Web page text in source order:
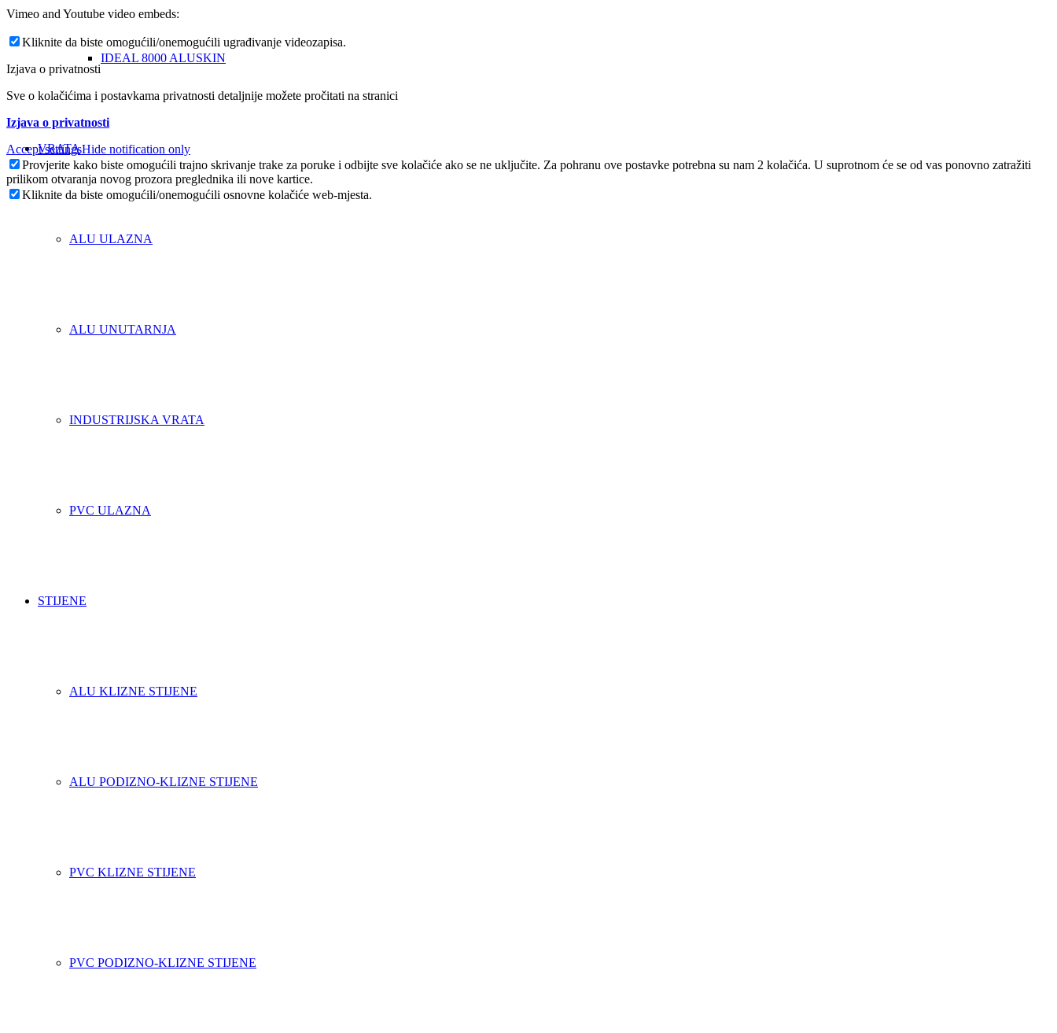
IDEAL 8000 ALUSKIN
VRATA
ALU ULAZNA
ALU UNUTARNJA
INDUSTRIJSKA VRATA
PVC ULAZNA
STIJENE
ALU KLIZNE STIJENE
ALU PODIZNO-KLIZNE STIJENE
PVC KLIZNE STIJENE
PVC PODIZNO-KLIZNE STIJENE
Vimeo and Youtube video embeds:
Kliknite da biste omogućili/onemogućili ugrađivanje videozapisa.
Izjava o privatnosti
Sve o kolačićima i postavkama privatnosti detaljnije možete pročitati na stranici
Izjava o privatnosti
Accept settingsHide notification only
Provjerite kako biste omogućili trajno skrivanje trake za poruke i odbijte sve kolačiće ako se ne uključite. Za pohranu ove postavke potrebna su nam 2 kolačića. U suprotnom će se od vas ponovno zatražiti
prilikom otvaranja novog prozora preglednika ili nove kartice.
Kliknite da biste omogućili/onemogućili osnovne kolačiće web-mjesta.